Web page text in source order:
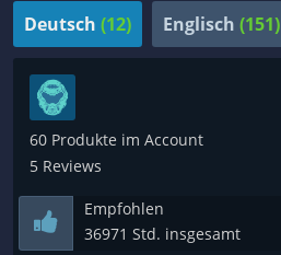
Deutsch (12) Englisch (151)
60 Produkte im Account
5 Reviews
Empfohlen
36971 Std. insgesamt